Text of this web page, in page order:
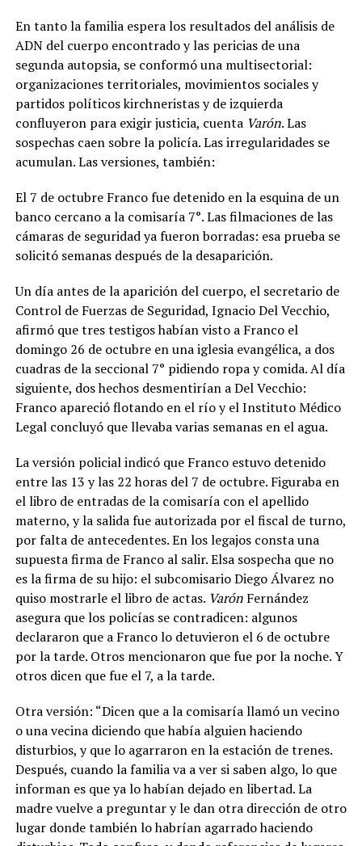
En tanto la familia espera los resultados del análisis de
ADN del cuerpo encontrado y las pericias de una
segunda autopsia, se conformó una multisectorial:
organizaciones territoriales, movimientos sociales y
partidos políticos kirchneristas y de izquierda
confluyeron para exigir justicia, cuenta Varón.Las
sospechas caen sobre la policía. Las irregularidades se
acumulan.Las versiones, también:
El 7 de octubre Franco fue detenido en la esquina de un
banco cercano a la comisaría 7°. Las filmaciones de las
cámaras de seguridad ya fueron borradas: esa prueba se
solicitó semanas después de la desaparición.
Un día antes de la aparición del cuerpo, el secretario de
Control de Fuerzas de Seguridad, Ignacio Del Vecchio,
afirmó que tres testigos habían visto a Franco el
domingo 26 de octubre en una iglesia evangélica, a dos
cuadras de la seccional 7° pidiendo ropa y comida. Al día
siguiente, dos hechos desmentirían a Del Vecchio:
Franco apareció flotando en el río y el Instituto Médico
Legal concluyó que llevaba varias semanas en el agua.
La versión policial indicó que Franco estuvo detenido
entre las 13 y las 22 horas del 7 de octubre. Figuraba en
el libro de entradas de la comisaría con el apellido
materno, y la salida fue autorizada por el fiscal de turno,
por falta de antecedentes. En los legajos consta una
supuesta firma de Franco al salir. Elsa sospecha que no
es la firma de su hijo: el subcomisario Diego Álvarez no
quiso mostrarle el libro de actas. Varón Fernández
asegura que los policías se contradicen: algunos
declararon que a Franco lo detuvieron el 6 de octubre
por la tarde. Otros mencionaron que fue por la noche. Y
otros dicen que fue el 7, a la tarde.
Otra versión: “Dicen que a la comisaría llamó un vecino
o una vecina diciendo que había alguien haciendo
disturbios, y que lo agarraron en la estación de trenes.
Después, cuando la familia va a ver si saben algo, lo que
informan es que ya lo habían dejado en libertad. La
madre vuelve a preguntar y le dan otra dirección de otro
lugar donde también lo habrían agarrado haciendo